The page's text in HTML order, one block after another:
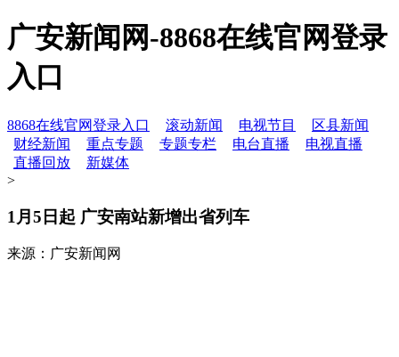
广安新闻网-8868在线官网登录
入口
8868在线官网登录入口 滚动新闻 电视节目
区县新闻
财经新闻
重点专题 专题专栏 电台直播
电视直播
直播回放
新媒体
>
1月5日起 广安南站新增出省列车
来源：广安新闻网